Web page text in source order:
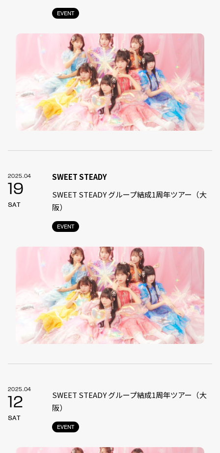
EVENT
2025.04
19
SAT
EVENT
SWEET STEADY
SWEET STEADY グループ結成1周年ツアー（大
阪）
2025.04
12
SAT
EVENT
SWEET STEADY グループ結成1周年ツアー（大
阪）